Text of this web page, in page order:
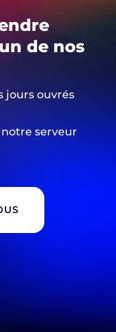
de nos
jours ouvrés
notre serveur